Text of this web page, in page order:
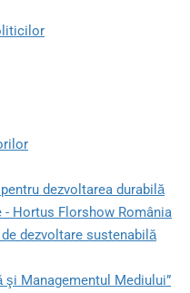
dezvoltarea durabilă
Hortus Florshow România
dezvoltare sustenabilă
şi Managementul Mediului”